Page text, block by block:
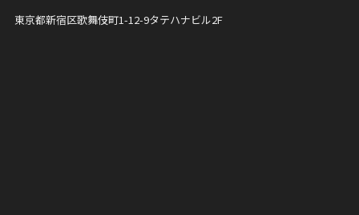
東京都新宿区歌舞伎町1-12-9タテハナビル2F